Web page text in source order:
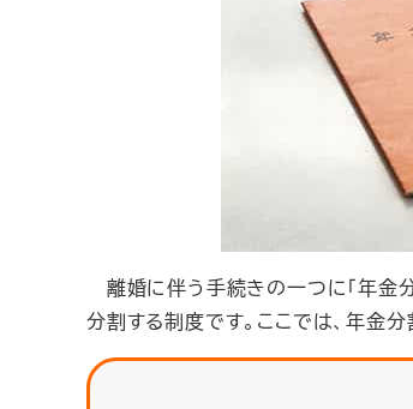
離婚に伴う手続きの一つに「年金
分割する制度です。ここでは、年金